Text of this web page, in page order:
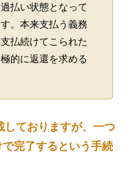
払い状態となって
。本来支払う義務
払続けてこられた
的に返還を求める
しておりますが、一つ
完了するという手続